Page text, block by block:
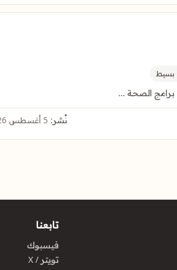
بسيط
نُشر:
تابعنا
فيسبوك
تويتر / X